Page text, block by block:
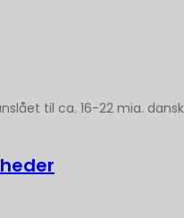
til ca. 16-22 mia.